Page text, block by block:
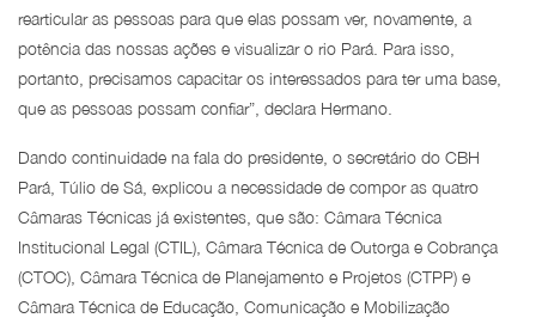
rearticular as pessoas para que elas possam ver, novamente, a
potência das nossas ações e visualizar o rio Pará. Para isso,
portanto, precisamos capacitar os interessados para ter uma base,
que as pessoas possam confiar”, declara Hermano.
Dando continuidade na fala do presidente, o secretário do CBH
Pará, Túlio de Sá, explicou a necessidade de compor as quatro
Câmaras Técnicas já existentes, que são: Câmara Técnica
Institucional Legal (CTIL), Câmara Técnica de Outorga e Cobrança
(CTOC), Câmara Técnica de Planejamento e Projetos (CTPP) e
Câmara Técnica de Educação, Comunicação e Mobilização